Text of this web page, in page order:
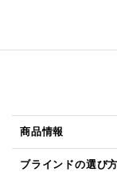
商品情報
ブラインドの選び方